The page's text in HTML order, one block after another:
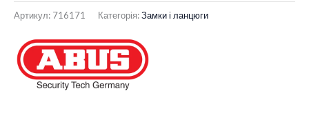
Артикул: 716171 Категорія:Замки і ланцюги